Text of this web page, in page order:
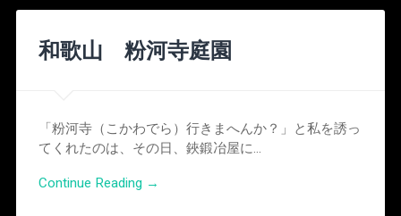
和歌山 粉河寺庭園
「粉河寺（こかわでら）行きまへんか？」と私を誘っ
てくれたのは、その日、鋏鍛冶屋に…
Continue Reading →